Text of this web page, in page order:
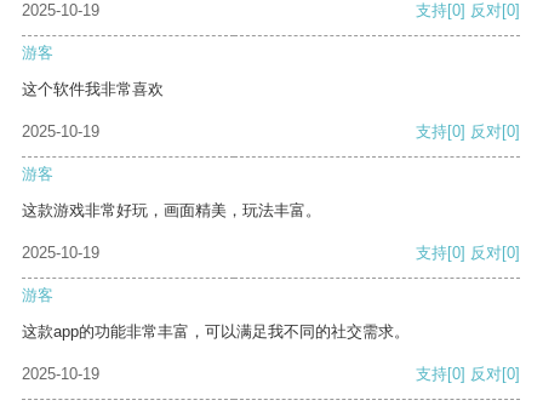
2025-10-19 支持[0] 反对[0]
游客
这个软件我非常喜欢
2025-10-19 支持[0] 反对[0]
游客
这款游戏非常好玩，画面精美，玩法丰富。
2025-10-19 支持[0] 反对[0]
游客
这款app的功能非常丰富，可以满足我不同的社交需求。
2025-10-19 支持[0] 反对[0]